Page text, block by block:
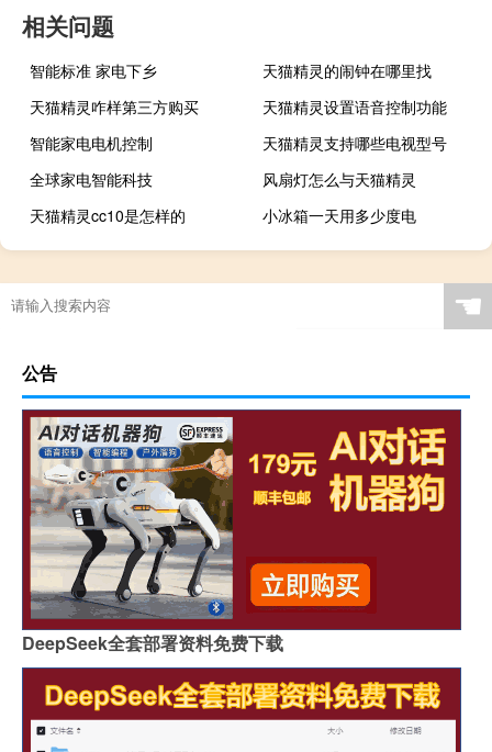
相关问题
智能标准 家电下乡
天猫精灵的闹钟在哪里找
天猫精灵咋样第三方购买
天猫精灵设置语音控制功能
智能家电电机控制
天猫精灵支持哪些电视型号
全球家电智能科技
风扇灯怎么与天猫精灵
天猫精灵cc10是怎样的
小冰箱一天用多少度电
☚
公告
DeepSeek全套部署资料免费下载